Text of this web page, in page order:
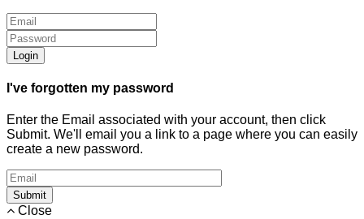
Login
I've forgotten my password
Enter the Email associated with your account, then click
Submit. We'll email you a link to a page where you can easily
create a new password.
Submit
Close